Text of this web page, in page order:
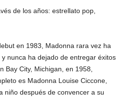
de los años: estrellato pop,
en 1983, Madonna rara vez ha
nunca ha dejado de entregar éxitos
Bay City, Michigan, en 1958,
es Madonna Louise Ciccone,
niño después de convencer a su